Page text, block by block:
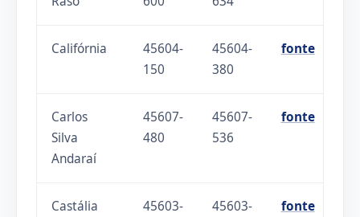
Califórnia
45604-
150
45604-
380
fonte
Carlos
Silva
Andaraí
45607-
480
45607-
536
fonte
Castália
45603-
45603-
fonte